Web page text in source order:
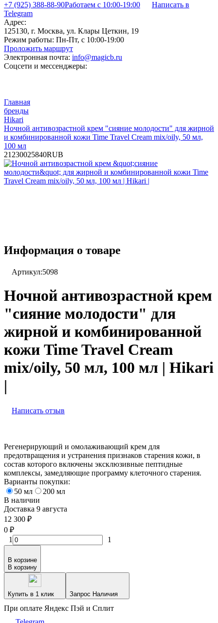
+7 (925) 388-88-90Работаем с 10:00-19:00
Написать в
Telegram
Адрес:
125130, г. Москва, ул. Клары Цеткин, 19
Режим работы: Пн-Пт, с 10:00-19:00
Проложить маршрут
Электронная почта: info@magicb.ru
Соцсети и мессенджеры:
Главная
бренды
Hikari
Ночной антивозрастной крем "сияние молодости" для жирной
и комбинированной кожи Time Travel Cream mix/oily, 50 мл,
100 мл
21230025840RUB
Информация о товаре
Артикул:5098
Ночной антивозрастной крем
"сияние молодости" для
жирной и комбинированной
кожи Time Travel Cream
mix/oily, 50 мл, 100 мл | Hikari
|
Написать отзыв
​Регенерирующий и омолаживающий крем для
предотвращения и устранения признаков старения кожи, в
состав которого включены эксклюзивные пептидные
комплексы, замедляющие программу клеточного старения.
Варианты покупки:
50 мл
200 мл
В наличии
Доставка 9 августа
12 300 ₽
0 ₽
1
1
В корзине
В корзину
Купить в 1 клик Запрос Наличия
При оплате Яндекс Пэй и Сплит